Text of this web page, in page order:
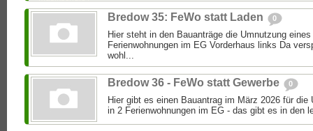
Bredow 35: FeWo statt Laden 0
Hier steht in den Bauanträge die Umnutzung
Ferienwohnungen im EG Vorderhaus links Da
wohl...
Bredow 36 - FeWo statt Gewerbe 0
Hier gibt es einen Bauantrag im März 2026 für die
in 2 Ferienwohnungen im EG - das gibt es in den